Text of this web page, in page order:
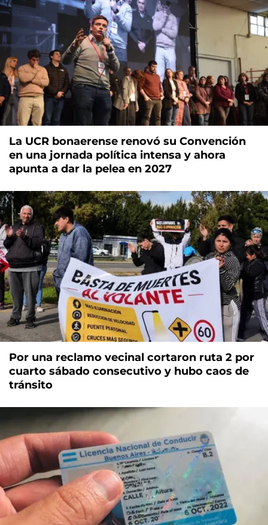
La UCR bonaerense renovó su Convención
en una jornada política intensa y ahora
apunta a dar la pelea en 2027
Por una reclamo vecinal cortaron ruta 2 por
cuarto sábado consecutivo y hubo caos de
tránsito